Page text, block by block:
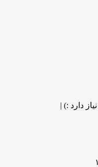
دارد :) |